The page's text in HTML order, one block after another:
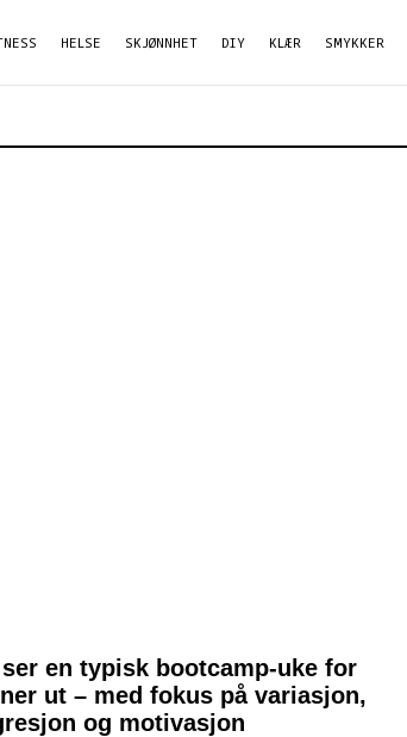
HELSE SKJØNNHET DIY KLÆR SMYKKER
en typisk bootcamp-uke for
ut – med fokus på variasjon,
og motivasjon